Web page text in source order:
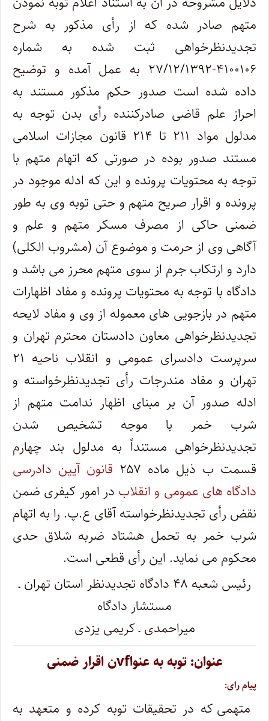
متهم صادر شده که از رأی مذکور به شرح
تجدیدنظرخواهی ثبت شده به شماره
۴۱۰۰۱۰۶-۲۷/۱۲/۱۳۹۲ به عمل آمده و توضیح
داده شده است صدور حکم مذکور مستند به
احراز علم قاضی صادرکننده رأی بدن توجه به
مدلول مواد ۲۱۱ تا ۲۱۴ قانون مجازات اسلامی
مستند صدور بوده در صورتی که اتهام متهم با
توجه به محتویات پرونده و این که ادله موجود در
پرونده و اقرار صریح متهم و حتی توبه وی به طور
ضمنی حاکی از مصرف مسکر متهم و علم و
آگاهی وی از حرمت و موضوع آن (مشروب الکلی)
دارد و ارتکاب جرم از سوی متهم محرز می باشد و
دادگاه با توجه به محتویات پرونده و مفاد اظهارات
متهم در بازجویی های معموله از وی و مفاد لایحه
تجدیدنظرخواهی معاون دادستان محترم تهران و
سرپرست دادسرای عمومی و انقلاب ناحیه ۲۱
تهران و مفاد مندرجات رأی تجدیدنظرخواسته و
ادله صدور آن بر مبنای اظهار ندامت متهم از
شرب خمر با موجه تشخیص شدن
تجدیدنظرخواهی مستنداً به مدلول بند چهارم
قسمت ب ذیل ماده ۲۵۷
قانون آیین دادرسی
دادگاه های عمومی و انقلاب در امور کیفری ضمن
نقض رأی تجدیدنظرخواسته آقای ع.پ. را به اتهام
شرب خمر به تحمل هشتاد ضربه شلاق حدی
محکوم می نماید. این رأی قطعی است.
رئیس شعبه ۴۸ دادگاه تجدیدنظر استان تهران ـ
مستشار دادگاه
میراحمدی ـ کریمی یزدی
عنوان: توبه به عنواvfن اقرار ضمنی
پیام رای:
متهمی که در تحقیقات توبه کرده و متعهد به